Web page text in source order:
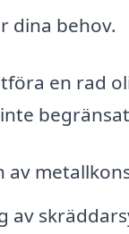
dina behov.
en rad
av
av